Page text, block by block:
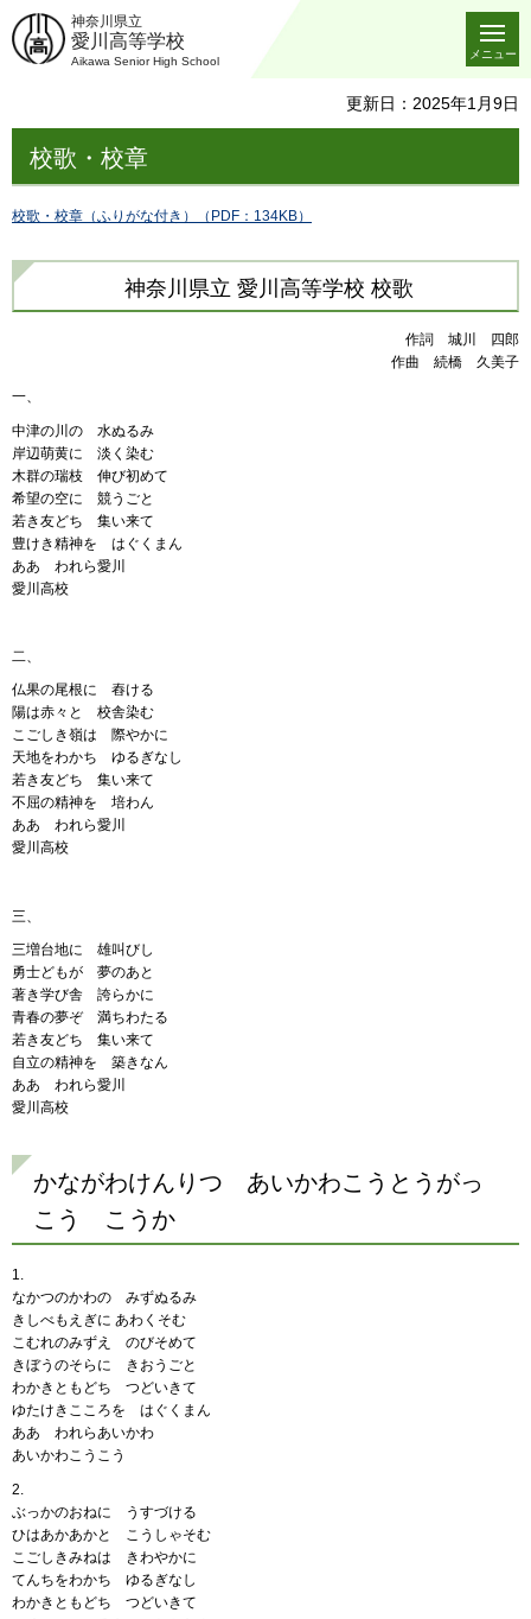
神奈川県立
愛川高等学校
Aikawa Senior High School
メニュー
更新日：2025年1月9日
校歌・校章
校歌・校章（ふりがな付き）（PDF：134KB）
神奈川県立 愛川高等学校 校歌
作詞 城川 四郎
作曲 続橋 久美子
一、
中津の川の 水ぬるみ
岸辺萌黄に 淡く染む
木群の瑞枝 伸び初めて
希望の空に 競うごと
若き友どち 集い来て
豊けき精神を はぐくまん
ああ われら愛川
愛川高校
二、
仏果の尾根に 舂ける
陽は赤々と 校舎染む
こごしき嶺は 際やかに
天地をわかち ゆるぎなし
若き友どち 集い来て
不屈の精神を 培わん
ああ われら愛川
愛川高校
三、
三増台地に 雄叫びし
勇士どもが 夢のあと
著き学び舎 誇らかに
青春の夢ぞ 満ちわたる
若き友どち 集い来て
自立の精神を 築きなん
ああ われら愛川
愛川高校
かながわけんりつ あいかわこうとうがっ
こう こうか
1.
なかつのかわの みずぬるみ
きしべもえぎに あわくそむ
こむれのみずえ のびそめて
きぼうのそらに きおうごと
わかきともどち つどいきて
ゆたけきこころを はぐくまん
ああ われらあいかわ
あいかわこうこう
2.
ぶっかのおねに うすづける
ひはあかあかと こうしゃそむ
こごしきみねは きわやかに
てんちをわかち ゆるぎなし
わかきともどち つどいきて